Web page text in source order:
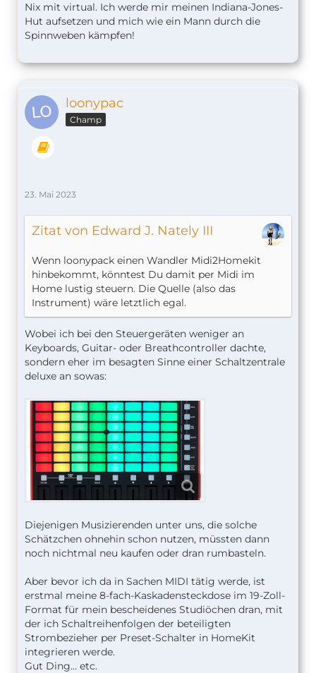
Nix mit virtual. Ich werde mir meinen Indiana-Jones-
Hut aufsetzen und mich wie ein Mann durch die
Spinnweben kämpfen!
loonypac
Champ
23. Mai 2023
Zitat von Edward J. Nately III
Wenn loonypack einen Wandler Midi2Homekit
hinbekommt, könntest Du damit per Midi im
Home lustig steuern. Die Quelle (also das
Instrument) wäre letztlich egal.
Wobei ich bei den Steuergeräten weniger an
Keyboards, Guitar- oder Breathcontroller dachte,
sondern eher im besagten Sinne einer Schaltzentrale
deluxe an sowas:
Diejenigen Musizierenden unter uns, die solche
Schätzchen ohnehin schon nutzen, müssten dann
noch nichtmal neu kaufen oder dran rumbasteln.
Aber bevor ich da in Sachen MIDI tätig werde, ist
erstmal meine 8-fach-Kaskadensteckdose im 19-Zoll-
Format für mein bescheidenes Studiöchen dran, mit
der ich Schaltreihenfolgen der beteiligten
Strombezieher per Preset-Schalter in HomeKit
integrieren werde.
Gut Ding… etc.